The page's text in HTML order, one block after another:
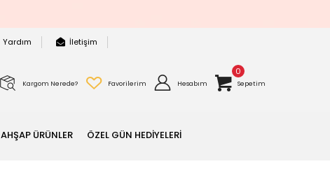
Yardım İletişim
Kargom Nerede? Favorilerim Hesabım
0
Sepetim
AHŞAP ÜRÜNLER ÖZEL GÜN HEDİYELERİ